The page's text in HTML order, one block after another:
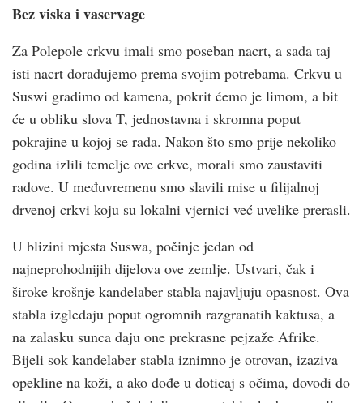
Bez viska i vaservage
Za Polepole crk­vu imali smo poseban nacrt, a sada taj
isti nacrt dorađujemo prema svojim potrebama. Crkvu u
Suswi gradimo od kamena, pokrit ćemo je limom, a bit
će u obliku slova T, jednostavna i skromna poput
pokrajine u kojoj se rađa. Nakon što smo prije nekoliko
godina izlili temelje ove crk­ve, morali smo zaustaviti
radove. U međuvremenu smo slavili mise u filijalnoj
drvenoj crkvi koju su lokalni vjernici već uvelike prerasli.
U blizini mjesta Suswa, počinje jedan od
najneprohodnijih dijelova ove zemlje. Ustvari, čak i
široke krošnje kandelaber stabla najavljuju opasnost. Ova
stabla izgledaju poput ogromnih razgranatih kaktusa, a
na zalasku sunca daju one prekrasne pejzaže Afrike.
Bijeli sok kandelaber stabla iznimno je otrovan, izaziva
opekline na koži, a ako dođe u doticaj s očima, dovodi do